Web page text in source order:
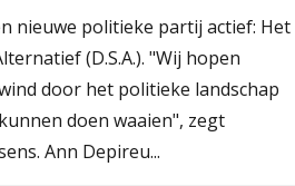
nieuwe politieke partij actief: Het
(D.S.A.). "Wij hopen
door het politieke landschap
doen waaien", zegt
Ann Depireu...